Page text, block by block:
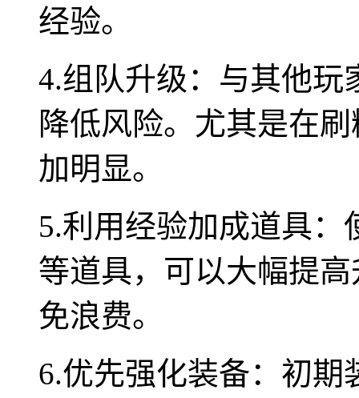
经验。
4.组队升级：与其他玩
降低风险。尤其是在
加明显。
5.利用经验加成道具
等道具，可以大幅提
免浪费。
6.优先强化装备：初